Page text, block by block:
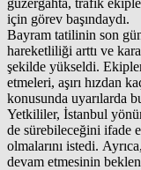
için görev başındaydı.
Bayram tatilinin son
hareketliliği arttı ve
şekilde yükseldi.
etmeleri, aşırı hızdan
konusunda uyarılarda
Yetkililer, İstanbul
de sürebileceğini ifade
olmalarını istedi.
devam etmesinin